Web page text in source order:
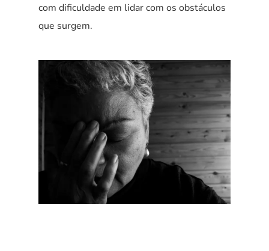
com dificuldade em lidar com os obstáculos
que surgem.